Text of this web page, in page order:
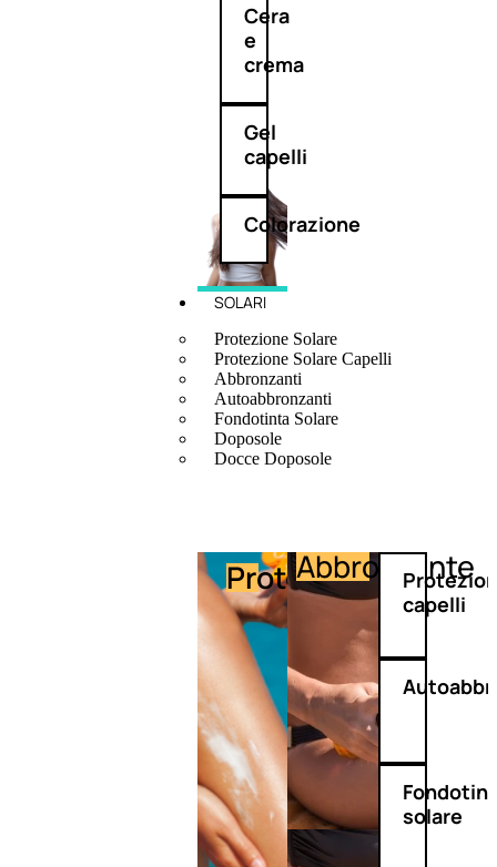
Cera
e
crema
Gel
capelli
Colorazione
SOLARI
Protezione Solare
Protezione Solare Capelli
Abbronzanti
Autoabbronzanti
Fondotinta Solare
Doposole
Docce Doposole
Protezione
Abbronzante
capelli
solare